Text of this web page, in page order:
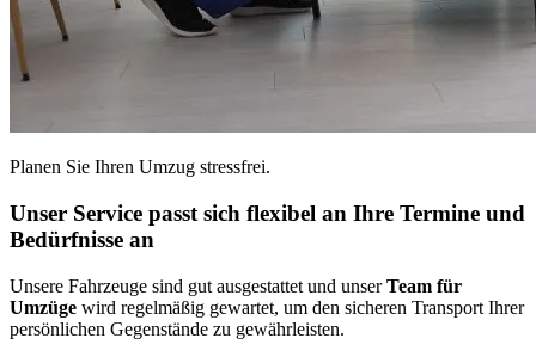
Planen Sie Ihren Umzug stressfrei.
Unser Service passt sich flexibel an Ihre Termine und
Bedürfnisse an
Unsere Fahrzeuge sind gut ausgestattet und unserTeam für
Umzüge wird regelmäßig gewartet, um den sicheren Transport Ihrer
persönlichen Gegenstände zu gewährleisten.